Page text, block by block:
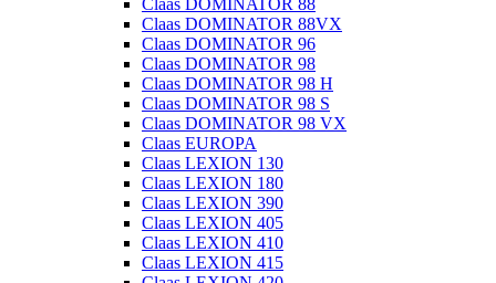
Claas DOMINATOR 88
Claas DOMINATOR 88VX
Claas DOMINATOR 96
Claas DOMINATOR 98
Claas DOMINATOR 98 H
Claas DOMINATOR 98 S
Claas DOMINATOR 98 VX
Claas EUROPA
Claas LEXION 130
Claas LEXION 180
Claas LEXION 390
Claas LEXION 405
Claas LEXION 410
Claas LEXION 415